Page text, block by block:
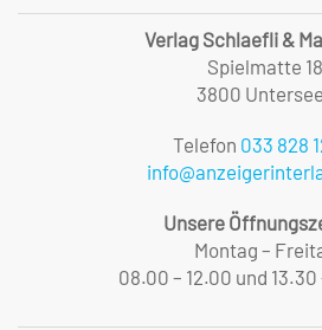
Verlag Schlaefli &
Spielmatte 18
3800
Telefon 033 828
Unsere
Montag –
08.00 – 12.00 und 13.30